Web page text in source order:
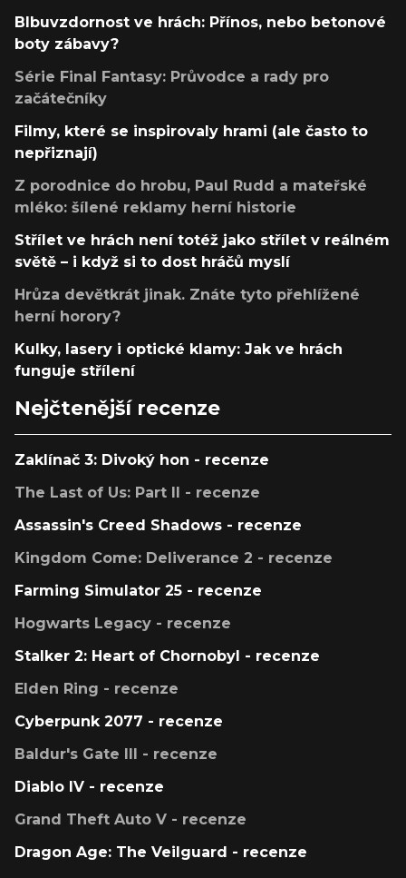
Blbuvzdornost ve hrách: Přínos, nebo betonové
boty zábavy?
Série Final Fantasy: Průvodce a rady pro
začátečníky
Filmy, které se inspirovaly hrami (ale často to
nepřiznají)
Z porodnice do hrobu, Paul Rudd a mateřské
mléko: šílené reklamy herní historie
Střílet ve hrách není totéž jako střílet v reálném
světě – i když si to dost hráčů myslí
Hrůza devětkrát jinak. Znáte tyto přehlížené
herní horory?
Kulky, lasery i optické klamy: Jak ve hrách
funguje střílení
Nejčtenější recenze
Zaklínač 3: Divoký hon - recenze
The Last of Us: Part II - recenze
Assassin's Creed Shadows - recenze
Kingdom Come: Deliverance 2 - recenze
Farming Simulator 25 - recenze
Hogwarts Legacy - recenze
Stalker 2: Heart of Chornobyl - recenze
Elden Ring - recenze
Cyberpunk 2077 - recenze
Baldur's Gate III - recenze
Diablo IV - recenze
Grand Theft Auto V - recenze
Dragon Age: The Veilguard - recenze